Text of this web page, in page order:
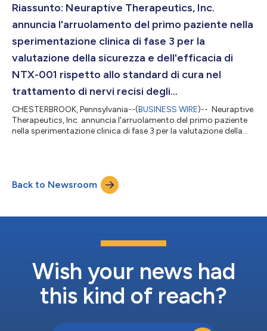
strategica e la sua competenza nel settore per aiutare a
realizzare la strategia di svilu...
Riassunto: Neuraptive Therapeutics, Inc.
annuncia l'arruolamento del primo paziente nella
sperimentazione clinica di fase 3 per la
valutazione della sicurezza e dell'efficacia di
NTX-001 rispetto allo standard di cura nel
trattamento di nervi recisi degli...
CHESTERBROOK, Pennsylvania--(BUSINESS WIRE)-- Neuraptive
Therapeutics, Inc. annuncia l'arruolamento del primo paziente
nella sperimentazione clinica di fase 3 per la valutazione della
Therapeutics, Inc., un'azienda biotecnologica orientata allo
sviluppo di nuove terapie per il miglioramento dei risultati ne...
Back to Newsroom
Wish your news had
this kind of reach?